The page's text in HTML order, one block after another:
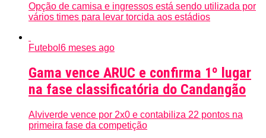
Opção de camisa e ingressos está sendo utilizada por
vários times para levar torcida aos estádios
Futebol 6 meses ago
Gama vence ARUC e confirma 1º lugar
na fase classificatória do Candangão
Alviverde vence por 2x0 e contabiliza 22 pontos na
primeira fase da competição